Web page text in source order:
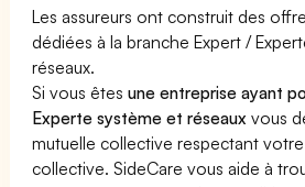
Les assureurs ont construit des
dédiées à la branche Expert /
réseaux.
Si vous êtesune entreprise ayant
Experte système et réseaux vous
mutuelle collective respectant
collective. SideCare vous aide à